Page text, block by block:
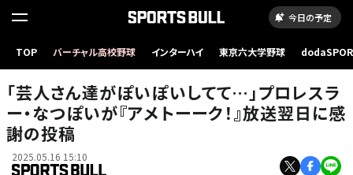
今日の予定
TOP バーチャル高校野球 インターハイ 東京六大学野球
「芸人さん達がぽいぽいしてて…」プロレスラ
ー・なつぽいが『アメトーーク！』放送翌日に感
謝の投稿
2025.05.16 15:10